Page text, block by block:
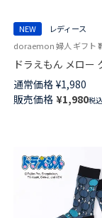
NEW
レディース
ドラえもん メロー
ジュアル ソックス
日本製 03297126
通常価格 ¥1,980
販売価格 ¥1,980税込